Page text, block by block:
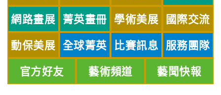
網路畫展 菁英畫冊 學術美展 國際交流
動保美展 全球菁英 比賽訊息 服務團隊
官方好友 藝術頻道 藝聞快報